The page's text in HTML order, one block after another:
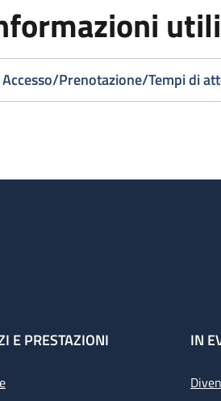
utili
Accesso/Prenotazione/Tempi di
E PRESTAZIONI IN